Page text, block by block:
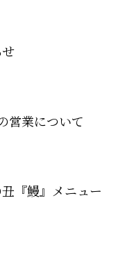
営業について
『鰻』メニュー